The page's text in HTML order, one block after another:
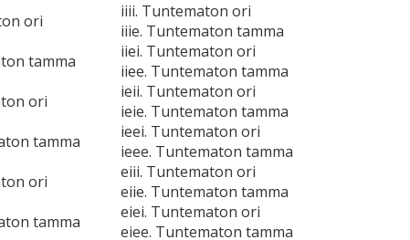
ori
iiii. Tuntematon ori
iiie. Tuntematon tamma
tamma
iiei. Tuntematon ori
iiee. Tuntematon tamma
ori
ieii. Tuntematon ori
ieie. Tuntematon tamma
tamma
ieei. Tuntematon ori
ieee. Tuntematon tamma
ori
eiii. Tuntematon ori
eiie. Tuntematon tamma
tamma
eiei. Tuntematon ori
eiee. Tuntematon tamma